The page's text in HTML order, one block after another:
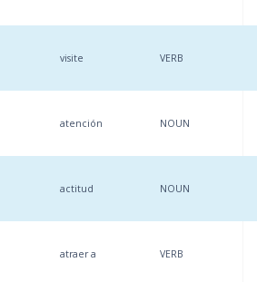
visite VERB
atención NOUN
actitud NOUN
atraer a VERB